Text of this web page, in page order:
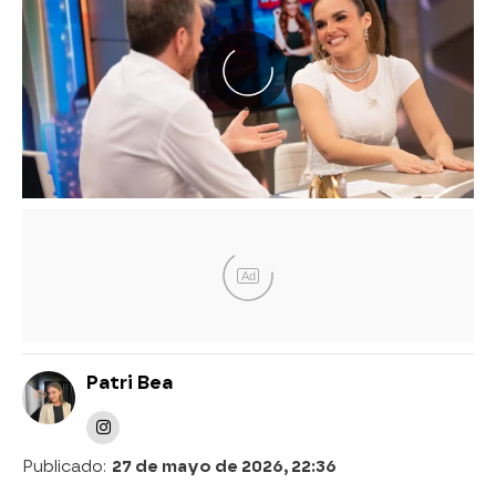
Ad
Patri Bea
Publicado: 27 de mayo de 2026, 22:36